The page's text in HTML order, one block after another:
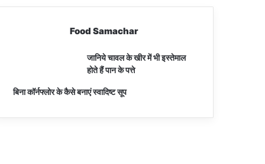
Food Samachar
जानिये चावल के खीर में भी इस्तेमाल
होते हैं पान के पत्ते
बिना कॉर्नफ्लोर के कैसे बनाएं स्वादिष्ट सूप